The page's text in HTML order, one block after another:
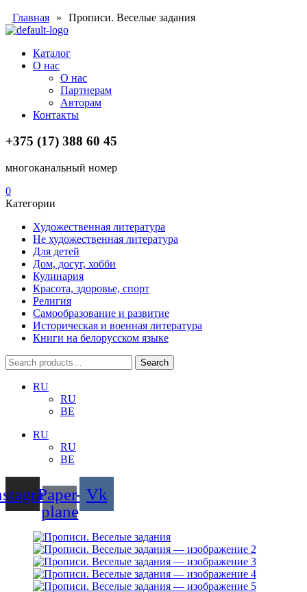
Главная »
Прописи. Веселые задания
Menu
Каталог
О нас
О нас
Партнерам
Авторам
Контакты
+375 (17) 388 60 45
многоканальный номер
0
Категории
Художественная литература
Не художественная литература
Для детей
Дом, досуг, хобби
Кулинария
Красота, здоровье, спорт
Религия
Самообразование и развитие
Историческая и военная литература
Книги на белорусском языке
Search
for:
Search
RU
RU
BE
RU
RU
BE
Paper-
plane
Vk